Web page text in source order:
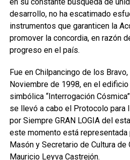
desarrollo, no ha escatimado
instrumentos que garanticen la
promover la concordia, en razón
progreso en el país.
Fue en Chilpancingo de los
Noviembre de 1998, en el
simbólica “Interrogación
se llevó a cabo el Protocolo para
por Siempre GRAN LOGIA del
este momento está
Masón y Secretario de Cultura de
Mauricio Leyva Castrejón.